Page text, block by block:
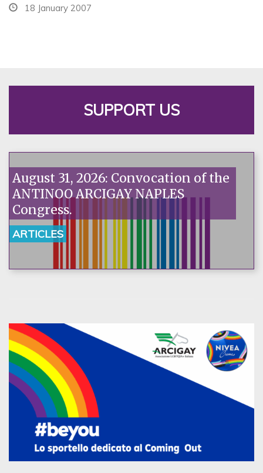
18 January 2007
SUPPORT US
August 31, 2026: Convocation of the
ANTINOO ARCIGAY NAPLES
Congress.
ARTICLES